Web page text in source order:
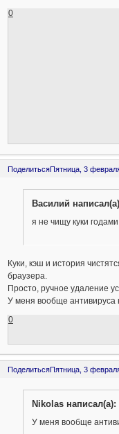
0
ПоделитьсяПятница, 3
Василий
я не чищу куки годами
Куки, кэш и история
браузера.
Просто, ручное удаление
У меня вообще антивируса
0
ПоделитьсяПятница, 3
Nikolas написал(а):
У меня вообще